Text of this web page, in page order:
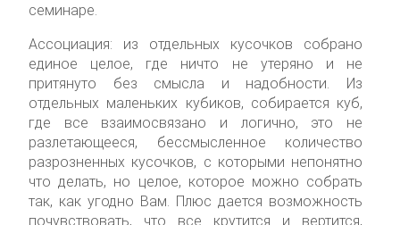
семинаре.
Ассоциация: из отдельных кусочков собрано
единое целое, где ничто не утеряно и не
притянуто без смысла и надобности. Из
отдельных маленьких кубиков, собирается куб,
где все взаимосвязано и логично, это не
разлетающееся, бессмысленное количество
разрозненных кусочков, с которыми непонятно
что делать, но целое, которое можно собрать
так, как угодно Вам. Плюс дается возможность
почувствовать, что все крутится и вертится,